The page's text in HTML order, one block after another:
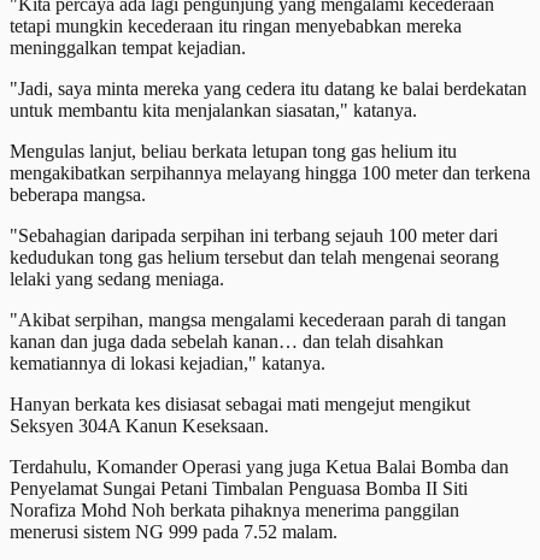
tetapi mungkin kecederaan itu ringan menyebabkan mereka
meninggalkan tempat kejadian.
"Jadi, saya minta mereka yang cedera itu datang ke balai berdekatan
untuk membantu kita menjalankan siasatan," katanya.
Mengulas lanjut, beliau berkata letupan tong gas helium itu
mengakibatkan serpihannya melayang hingga 100 meter dan terkena
beberapa mangsa.
"Sebahagian daripada serpihan ini terbang sejauh 100 meter dari
kedudukan tong gas helium tersebut dan telah mengenai seorang
lelaki yang sedang meniaga.
"Akibat serpihan, mangsa mengalami kecederaan parah di tangan
kanan dan juga dada sebelah kanan… dan telah disahkan
kematiannya di lokasi kejadian," katanya.
Hanyan berkata kes disiasat sebagai mati mengejut mengikut
Seksyen 304A Kanun Keseksaan.
Terdahulu, Komander Operasi yang juga Ketua Balai Bomba dan
Penyelamat Sungai Petani Timbalan Penguasa Bomba II Siti
Norafiza Mohd Noh berkata pihaknya menerima panggilan
menerusi sistem NG 999 pada 7.52 malam.